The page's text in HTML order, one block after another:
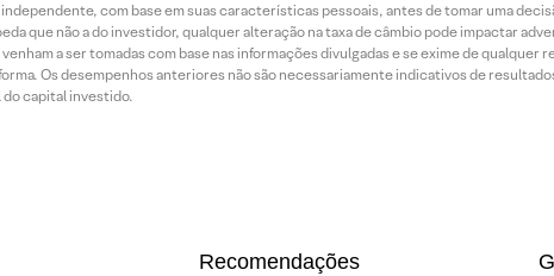
com base em suas características pessoais, antes de tomar uma
que não a do investidor, qualquer alteração na taxa de câmbio pode impactar
a ser tomadas com base nas informações divulgadas e se exime de
Os desempenhos anteriores não são necessariamente indicativos de
capital investido.
Recomendações